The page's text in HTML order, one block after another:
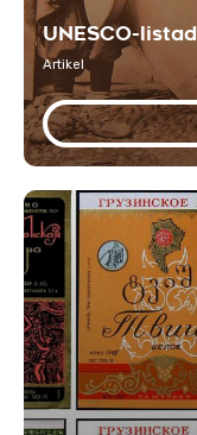
UNESCO-
Artikel